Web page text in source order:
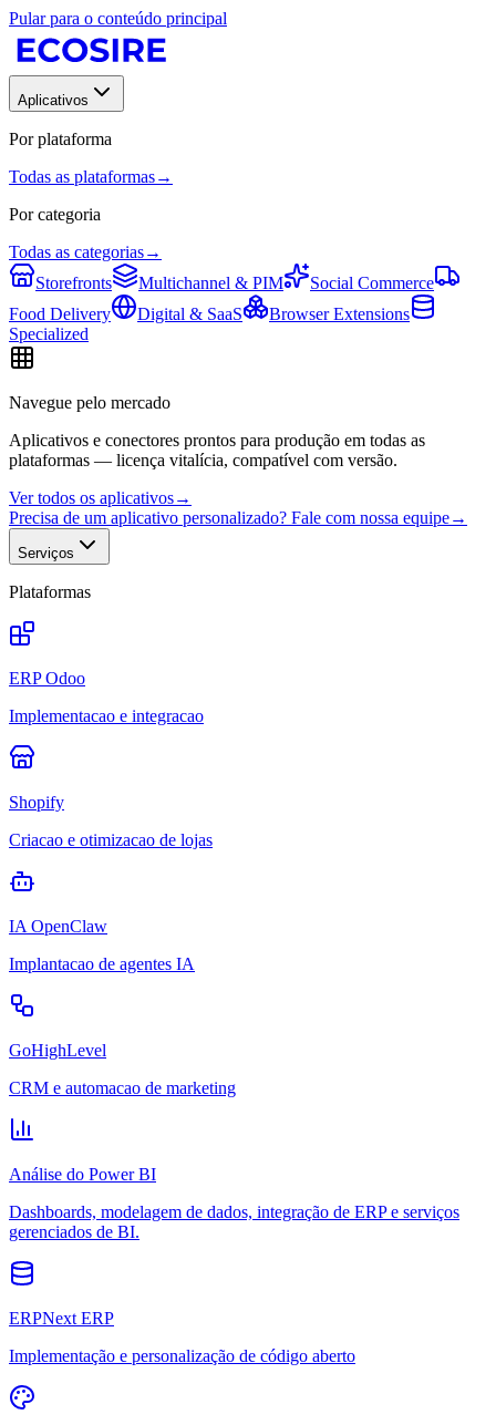
Pular para o conteúdo principal
Aplicativos
Por plataforma
Todas as plataformas→
Por categoria
Todas as categorias→
Storefronts
Multichannel & PIM
Social Commerce
Food Delivery
Digital & SaaS
Browser Extensions
Specialized
Navegue pelo mercado
Aplicativos e conectores prontos para produção em todas as
plataformas — licença vitalícia, compatível com versão.
Ver todos os aplicativos→
Precisa de um aplicativo personalizado? Fale com nossa equipe→
Serviços
Plataformas
ERP Odoo
Implementacao e integracao
Shopify
Criacao e otimizacao de lojas
IA OpenClaw
Implantacao de agentes IA
GoHighLevel
CRM e automacao de marketing
Análise do Power BI
Dashboards, modelagem de dados, integração de ERP e serviços
gerenciados de BI.
ERPNext ERP
Implementação e personalização de código aberto